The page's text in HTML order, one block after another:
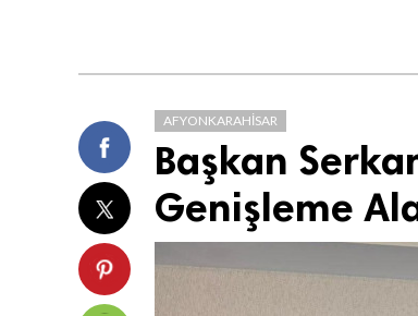
AFYONKARAHISAR
Başkan
Genişleme